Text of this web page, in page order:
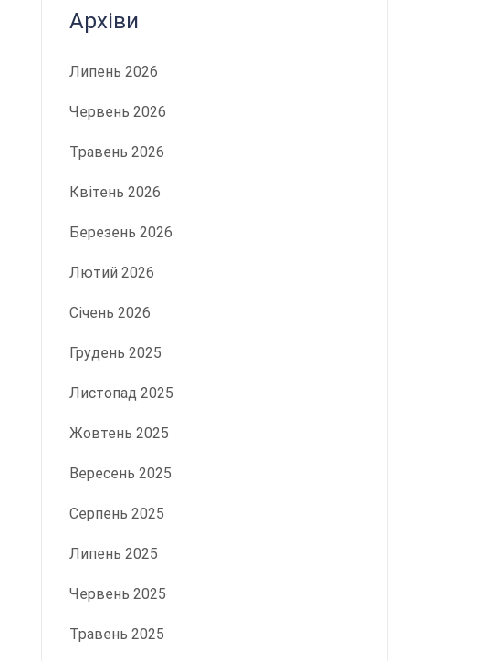
Архіви
Липень 2026
Червень 2026
Травень 2026
Квітень 2026
Березень 2026
Лютий 2026
Січень 2026
Грудень 2025
Листопад 2025
Жовтень 2025
Вересень 2025
Серпень 2025
Липень 2025
Червень 2025
Травень 2025